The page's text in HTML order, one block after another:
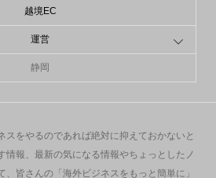
越境EC
運営
静岡
スをやるのであれば絶対に抑えておかないと
情報、最新の気になる情報やちょっとしたノ
、皆さんの「海外ビジネスをもっと簡単に」